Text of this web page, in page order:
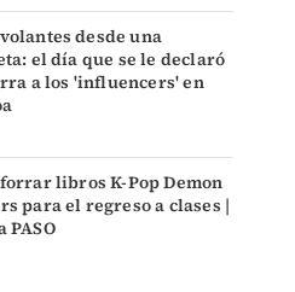
desde una
el día que se le declaró
a los 'influencers' en
libros K-Pop Demon
para el regreso a clases |
PASO